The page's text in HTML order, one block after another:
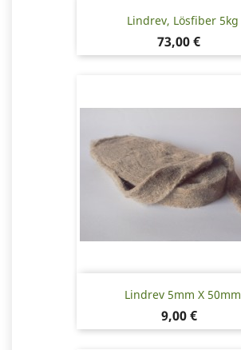
Lindrev, Lösfiber 5kg
Pris
73,00 €
Lindrev 5mm X 50mm
Pris
9,00 €